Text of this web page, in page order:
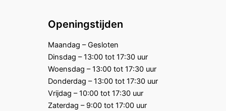
Openingstijden
Maandag – Gesloten
Dinsdag – 13:00 tot 17:30 uur
Woensdag – 13:00 tot 17:30 uur
Donderdag – 13:00 tot 17:30 uur
Vrijdag – 10:00 tot 17:30 uur
Zaterdag – 9:00 tot 17:00 uur